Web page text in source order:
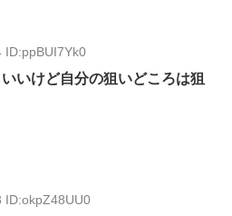
ID:ppBUI7Yk0
いけど自分の狙いどころは狙
ID:okpZ48UU0